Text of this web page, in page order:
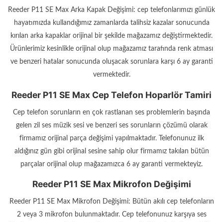
Reeder P11 SE Max Arka Kapak Değişimi: cep telefonlarımızı günlük
hayatımızda kullandığımız zamanlarda talihsiz kazalar sonucunda
kırılan arka kapaklar orijinal bir şekilde mağazamız değiştirmektedir.
Ürünlerimiz kesinlikle orijinal olup mağazamız tarafında renk atması
ve benzeri hatalar sonucunda oluşacak sorunlara karşı 6 ay garanti
vermektedir.
Reeder P11 SE Max Cep Telefon Hoparlör Tamiri
Cep telefon sorunların en çok rastlanan ses problemlerin başında
gelen zil ses müzik sesi ve benzeri ses sorunların çözümü olarak
firmamız orijinal parça değişimi yapılmaktadır. Telefonunuz ilk
aldığınız gün gibi orijinal sesine sahip olur firmamız takılan bütün
parçalar orijinal olup mağazamızca 6 ay garanti vermekteyiz.
Reeder P11 SE Max Mikrofon Değişimi
Reeder P11 SE Max Mikrofon Değişimi: Bütün akılı cep telefonların
2 veya 3 mikrofon bulunmaktadır. Cep telefonunuz karşıya ses